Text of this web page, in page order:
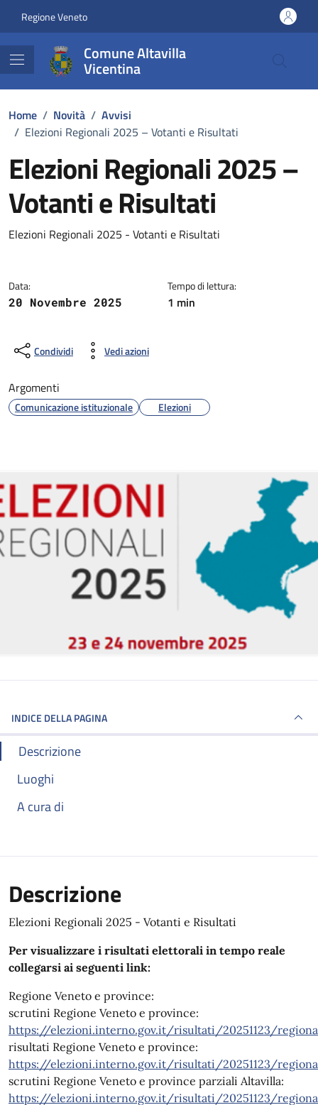
Regione Veneto
Comune Altavilla
Vicentina
Home / Novità / Avvisi
/ Elezioni Regionali 2025 – Votanti e Risultati
Elezioni Regionali 2025 –
Votanti e Risultati
Dettagli della notizia
Elezioni Regionali 2025 - Votanti e Risultati
Data:
20 Novembre 2025
Tempo di lettura:
1 min
Condividi Vedi azioni
Argomenti
Comunicazione istituzionale Elezioni
INDICE DELLA PAGINA
Descrizione
Luoghi
A cura di
Descrizione
Elezioni Regionali 2025 - Votanti e Risultati
Per visualizzare i risultati elettorali in tempo reale
collegarsi ai seguenti link:
Regione Veneto e province:
scrutini Regione Veneto e province:
https://elezioni.interno.gov.it/risultati/20251123/
risultati Regione Veneto e province:
https://elezioni.interno.gov.it/risultati/20251123/
scrutini Regione Veneto e province parziali Altavilla:
https://elezioni.interno.gov.it/risultati/20251123/